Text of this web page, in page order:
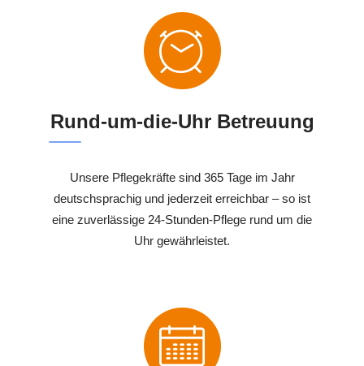
Rund-um-die-Uhr Betreuung
Unsere Pflegekräfte sind 365 Tage im Jahr
deutschsprachig und jederzeit erreichbar – so ist
eine zuverlässige 24-Stunden-Pflege rund um die
Uhr gewährleistet.